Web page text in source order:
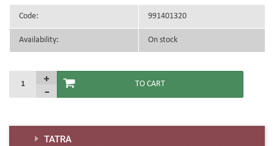
Code: 991401320
Availability: On stock
TATRA